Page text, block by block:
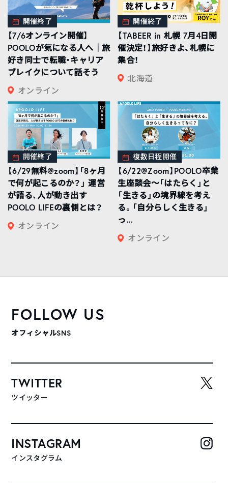
開催終了
【7/6オンライン開催】
POOLOが気になる人へ｜旅
好き同士で転職・キャリア
ブレイクについて話そう
オンライン
開催終了
【TABEER in 札幌 7月4日開
催決定！】旅好きよ、札幌に
集合！
北海道
開催終了
【6/29無料@zoom】「8ヶ月
で何が起こるのか？」 運営
が語る、人が動き出す
POOLO LIFEの裏側とは？
オンライン
複数日程開催
【6/22@Zoom】POOLO卒業
生座談会〜「はたらく」と
「生きる」の境界線を考え
る。「自分らしく生きる」
っ...
オンライン
FOLLOW US
オフィシャルSNS
TWITTER
ツイッター
INSTAGRAM
インスタグラム